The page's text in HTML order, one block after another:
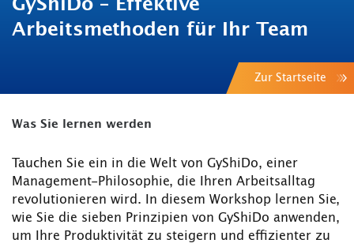
GyShiDo – Effektive
Arbeitsmethoden für Ihr Team
Zur Startseite
Was Sie lernen werden
Tauchen Sie ein in die Welt von GyShiDo, einer
Management-Philosophie, die Ihren Arbeitsalltag
revolutionieren wird. In diesem Workshop lernen Sie,
wie Sie die sieben Prinzipien von GyShiDo anwenden,
um Ihre Produktivität zu steigern und effizienter zu